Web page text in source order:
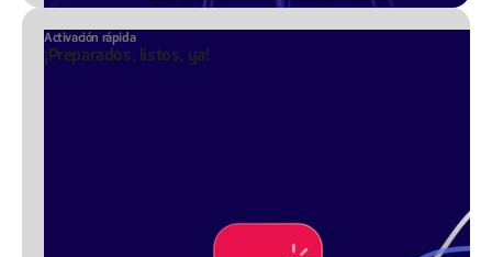
Activación rápida
¡Preparados, listos, ya!